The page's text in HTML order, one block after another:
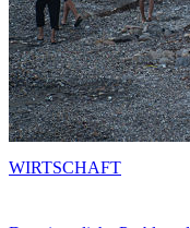
WIRTSCHAFT